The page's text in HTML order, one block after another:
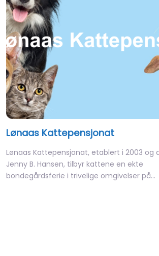
Lønaas Kattepensjonat
Lønaas Kattepensjonat, etablert i 2003 og
Jenny B. Hansen, tilbyr kattene en ekte
bondegårdsferie i trivelige omgivelser på…